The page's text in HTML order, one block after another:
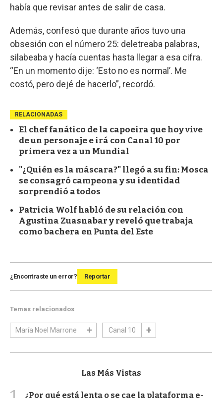
había que revisar antes de salir de casa.
Además, confesó que durante años tuvo una
obsesión con el número 25: deletreaba palabras,
silabeaba y hacía cuentas hasta llegar a esa cifra.
“En un momento dije: ‘Esto no es normal’. Me
costó, pero dejé de hacerlo”, recordó.
RELACIONADAS
El chef fanático de la capoeira que hoy vive
de un personaje e irá con Canal 10 por
primera vez a un Mundial
"¿Quién es la máscara?" llegó a su fin: Mosca
se consagró campeona y su identidad
sorprendió a todos
Patricia Wolf habló de su relación con
Agustina Zuasnabar y reveló que trabaja
como bachera en Punta del Este
¿Encontraste un error? Reportar
Temas relacionados
María Noel Marrone Canal 10
Las Más Vistas
¿Por qué está lenta o se cae la plataforma e-